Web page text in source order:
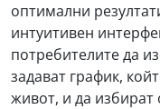
оптимални
интуитивен
потребителите да
задават график,
живот, и да избират